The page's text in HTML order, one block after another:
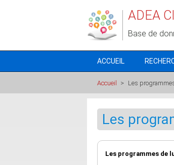
ADEA
Base de
ACCUEIL
Accueil > Les
Les
Les programmes de